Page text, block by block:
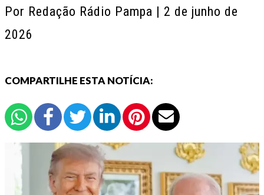
Por Redação Rádio Pampa | 2 de junho de
2026
COMPARTILHE ESTA NOTÍCIA: